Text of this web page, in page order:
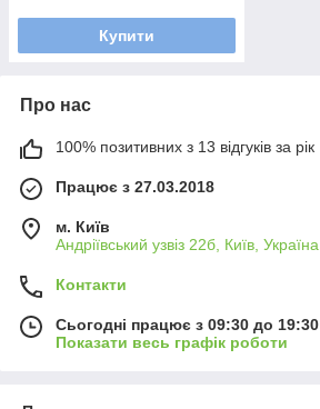
Купити
Про нас
100% позитивних з 13 відгуків за рік
Працює з 27.03.2018
м. Київ
Андріївський узвіз 22б, Київ, Україна
Контакти
Сьогодні працює з 09:30 до 19:30
Показати весь графік роботи